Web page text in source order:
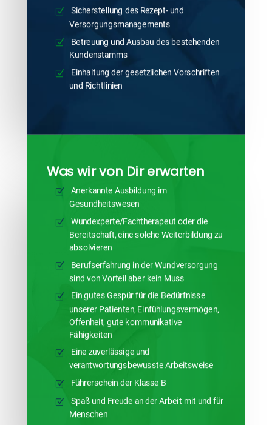
Sicherstellung des Rezept- und
Versorgungsmanagements
Betreuung und Ausbau des bestehenden
Kundenstamms
Einhaltung der gesetzlichen Vorschriften
und Richtlinien
Was wir von Dir erwarten
Anerkannte Ausbildung im
Gesundheitswesen
Wundexperte/Fachtherapeut oder die
Bereitschaft, eine solche Weiterbildung zu
absolvieren
Berufserfahrung in der Wundversorgung
sind von Vorteil aber kein Muss
Ein gutes Gespür für die Bedürfnisse
unserer Patienten, Einfühlungsvermögen,
Offenheit, gute kommunikative
Fähigkeiten
Eine zuverlässige und
verantwortungsbewusste Arbeitsweise
Führerschein der Klasse B
Spaß und Freude an der Arbeit mit und für
Menschen